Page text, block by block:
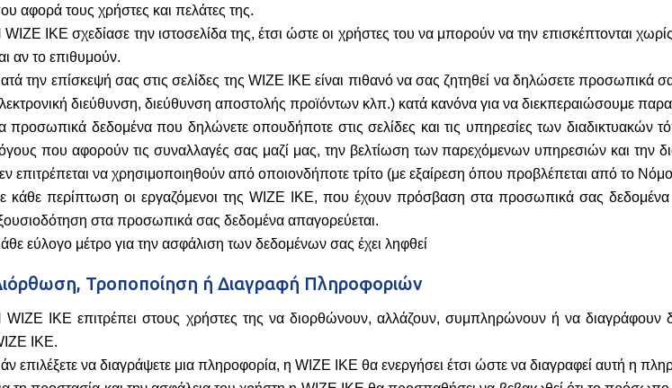
αφορά τους χρήστες και πελάτες της.
IKE σχεδίασε την ιστοσελίδα της, έτσι ώστε οι χρήστες του να μπορούν να την επισκέπτονται
αν το επιθυμούν.
την επίσκεψή σας στις σελίδες της WIZE ΙΚΕ είναι πιθανό να σας ζητηθεί να δηλώσετε προσωπικά
διεύθυνση, διεύθυνση αποστολής προϊόντων κλπ.) κατά κανόνα για να διεκπεραιώσουμε
προσωπικά δεδομένα που δηλώνετε οπουδήποτε στις σελίδες και τις υπηρεσίες των διαδικτυακών
που αφορούν τις συναλλαγές σας μαζί μας, την βελτίωση των παρεχόμενων υπηρεσιών και την
επιτρέπεται να χρησιμοποιηθούν από οποιονδήποτε τρίτο (με εξαίρεση όπου προβλέπεται από το
κάθε περίπτωση οι εργαζόμενοι της WIZE IKE, που έχουν πρόσβαση στα προσωπικά σας
στα προσωπικά σας δεδομένα απαγορεύεται.
εύλογο μέτρο για την ασφάλιση των δεδομένων σας έχει ληφθεί
Τροποποίηση ή Διαγραφή Πληροφοριών
WIZE IKE επιτρέπει στους χρήστες της να διορθώνουν, αλλάζουν, συμπληρώνουν ή να διαγράφουν
ΙΚΕ.
επιλέξετε να διαγράψετε μια πληροφορία, η WIZE IKE θα ενεργήσει έτσι ώστε να διαγραφεί αυτή η